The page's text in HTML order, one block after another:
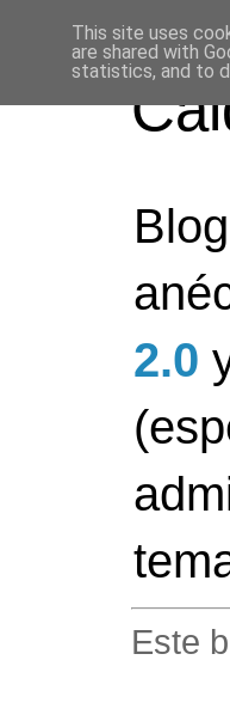
2.0
Este
This site uses
are shared with
statistics, and to